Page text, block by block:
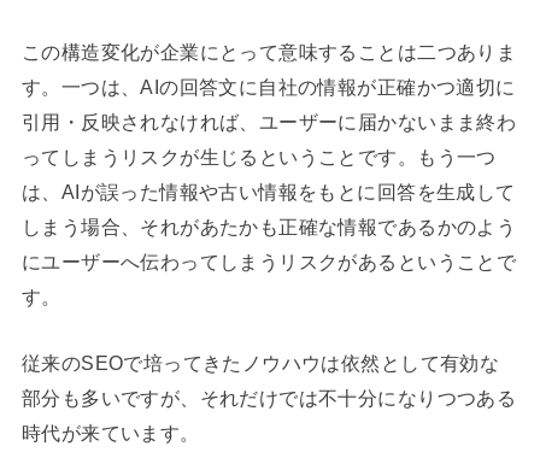
この構造変化が企業にとって意味することは二つありま
す。一つは、AIの回答文に自社の情報が正確かつ適切に
引用・反映されなければ、ユーザーに届かないまま終わ
ってしまうリスクが生じるということです。もう一つ
は、AIが誤った情報や古い情報をもとに回答を生成して
しまう場合、それがあたかも正確な情報であるかのよう
にユーザーへ伝わってしまうリスクがあるということで
す。
従来のSEOで培ってきたノウハウは依然として有効な
部分も多いですが、それだけでは不十分になりつつある
時代が来ています。